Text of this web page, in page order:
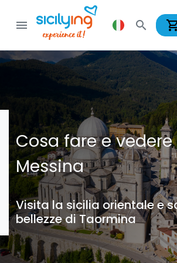
menu search
Cosa fare e
Messina
Visita la sicilia orientale e
bellezze di Taormina